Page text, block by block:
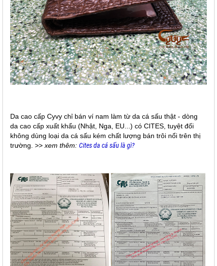
Da cao cấp Cyvy chỉ bán ví nam làm từ da cá sấu thật - dòng
da cao cấp xuất khẩu (Nhật, Nga, EU...) có CITES, tuyệt đối
không dùng loại da cá sấu kém chất lượng bán trôi nổi trên thị
trường. >> xem thêm: Cites da cá sấu là gì?